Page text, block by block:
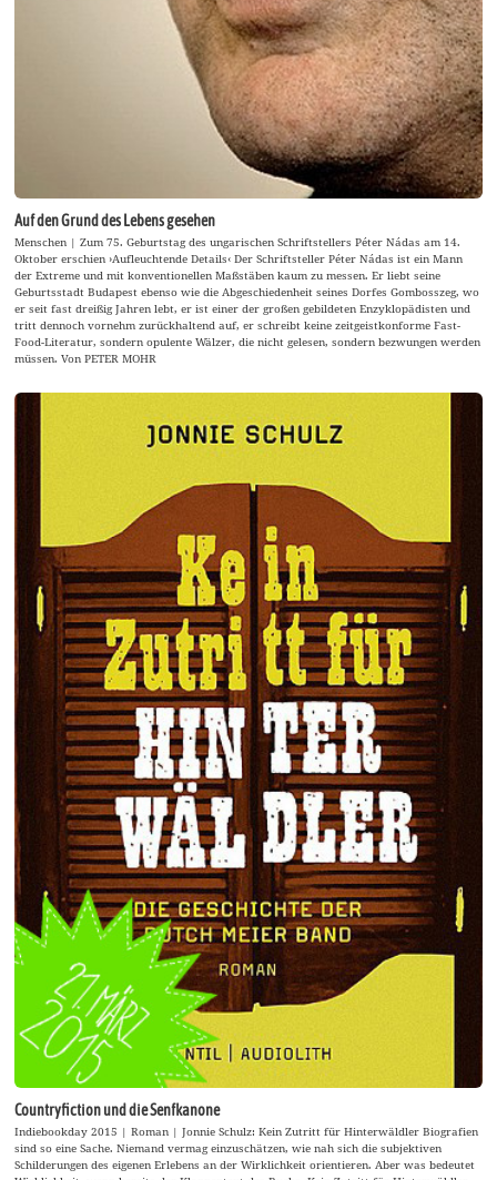
Auf den Grund des Lebens gesehen
Menschen | Zum 75. Geburtstag des ungarischen Schriftstellers Péter Nádas am 14.
Oktober erschien ›Aufleuchtende Details‹ Der Schriftsteller Péter Nádas ist ein Mann
der Extreme und mit konventionellen Maßstäben kaum zu messen. Er liebt seine
Geburtsstadt Budapest ebenso wie die Abgeschiedenheit seines Dorfes Gombosszeg, wo
er seit fast dreißig Jahren lebt, er ist einer der großen gebildeten Enzyklopädisten und
tritt dennoch vornehm zurückhaltend auf, er schreibt keine zeitgeistkonforme Fast-
Food-Literatur, sondern opulente Wälzer, die nicht gelesen, sondern bezwungen werden
müssen. Von PETER MOHR
Countryfiction und die Senfkanone
Indiebookday 2015 | Roman | Jonnie Schulz: Kein Zutritt für Hinterwäldler Biografien
sind so eine Sache. Niemand vermag einzuschätzen, wie nah sich die subjektiven
Schilderungen des eigenen Erlebens an der Wirklichkeit orientieren. Aber was bedeutet